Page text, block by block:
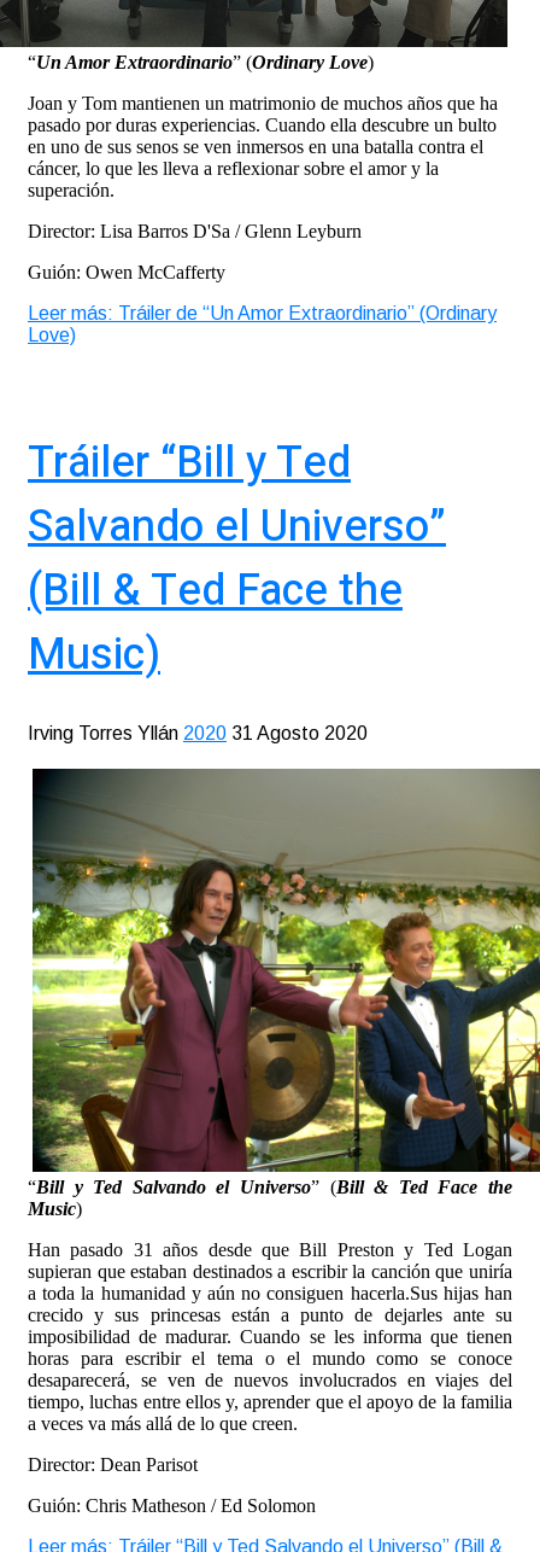
“Un Amor Extraordinario” (Ordinary Love)
Joan y Tom mantienen un matrimonio de muchos años que ha
pasado por duras experiencias. Cuando ella descubre un bulto
en uno de sus senos se ven inmersos en una batalla contra el
cáncer, lo que les lleva a reflexionar sobre el amor y la
superación.
Director: Lisa Barros D'Sa / Glenn Leyburn
Guión: Owen McCafferty
Leer más: Tráiler de “Un Amor Extraordinario” (Ordinary
Love)
Tráiler “Bill y Ted
Salvando el Universo”
(Bill & Ted Face the
Music)
Irving Torres Yllán 2020 31 Agosto 2020
“Bill y Ted Salvando el Universo” (Bill & Ted Face the
Music)
Han pasado 31 años desde que Bill Preston y Ted Logan
supieran que estaban destinados a escribir la canción que uniría
a toda la humanidad y aún no consiguen hacerla.Sus hijas han
crecido y sus princesas están a punto de dejarles ante su
imposibilidad de madurar. Cuando se les informa que tienen
horas para escribir el tema o el mundo como se conoce
desaparecerá, se ven de nuevos involucrados en viajes del
tiempo, luchas entre ellos y, aprender que el apoyo de la familia
a veces va más allá de lo que creen.
Director: Dean Parisot
Guión: Chris Matheson / Ed Solomon
Leer más: Tráiler “Bill y Ted Salvando el Universo” (Bill &